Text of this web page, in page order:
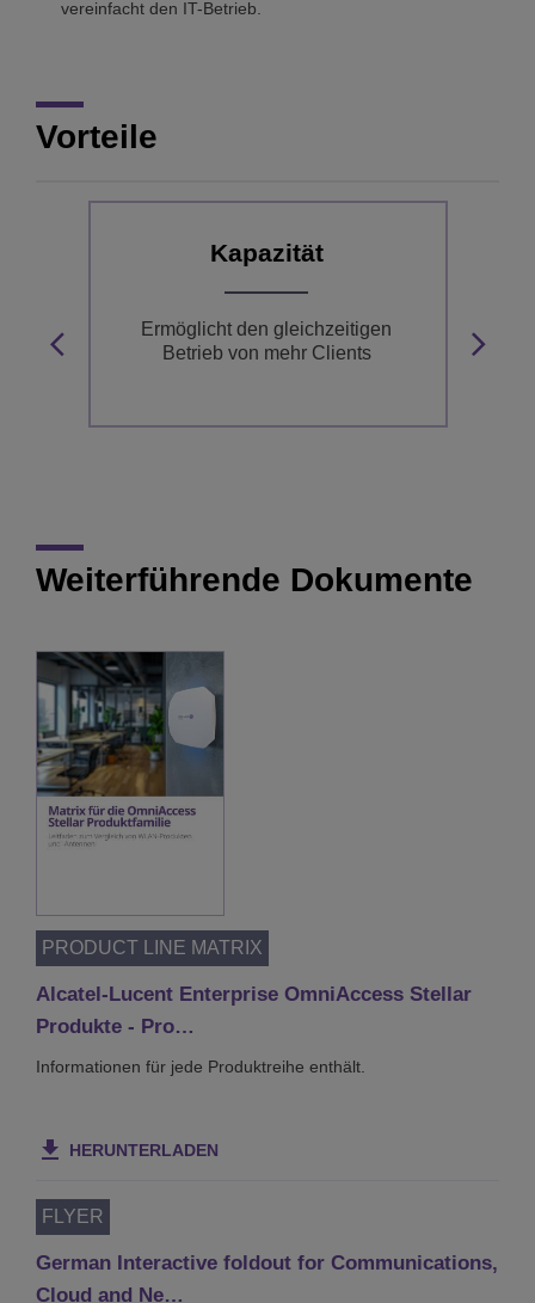
vereinfacht den IT-Betrieb.
Vorteile
Kapazität
Ermöglicht den gleichzeitigen
Betrieb von mehr Clients
Weiterführende Dokumente
PRODUCT LINE MATRIX
Alcatel-Lucent Enterprise OmniAccess Stellar
Produkte - Pro…
Informationen für jede Produktreihe enthält.
HERUNTERLADEN
FLYER
German Interactive foldout for Communications,
Cloud and Ne…